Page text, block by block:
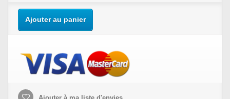
Ajouter au panier